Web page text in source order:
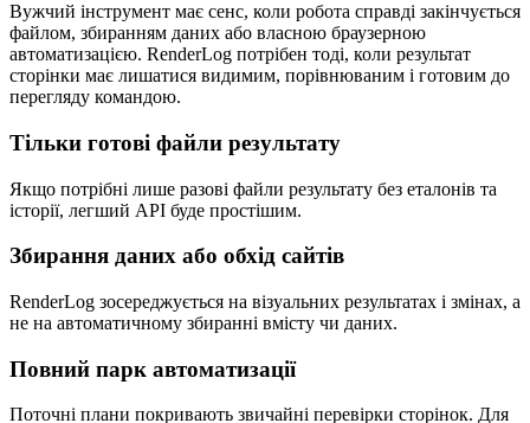
Вужчий інструмент має сенс, коли робота справді закінчується
файлом, збиранням даних або власною браузерною
автоматизацією. RenderLog потрібен тоді, коли результат
сторінки має лишатися видимим, порівнюваним і готовим до
перегляду командою.
Тільки готові файли результату
Якщо потрібні лише разові файли результату без еталонів та
історії, легший API буде простішим.
Збирання даних або обхід сайтів
RenderLog зосереджується на візуальних результатах і змінах, а
не на автоматичному збиранні вмісту чи даних.
Повний парк автоматизації
Поточні плани покривають звичайні перевірки сторінок. Для